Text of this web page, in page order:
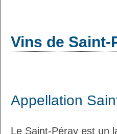
Vins de Saint-
Appellation
Le Saint-Péray est un